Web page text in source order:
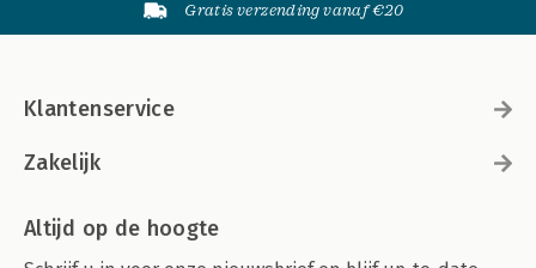
Gratis verzending vanaf €20
Klantenservice
Zakelijk
Altijd op de hoogte